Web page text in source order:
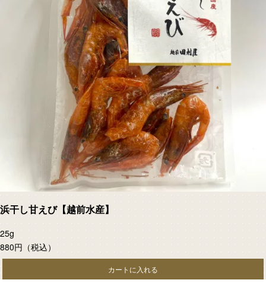
浜干し甘えび【越前水産】
25g
880円 （税込）
カートに入れる